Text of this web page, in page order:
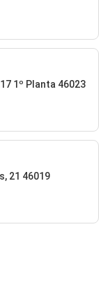
1º Planta 46023
21 46019